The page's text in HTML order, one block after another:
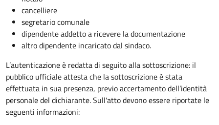
cancelliere
segretario comunale
dipendente addetto a ricevere la documentazione
altro dipendente incaricato dal sindaco.
L’autenticazione è redatta di seguito alla sottoscrizione: il
pubblico ufficiale attesta che la sottoscrizione è stata
effettuata in sua presenza, previo accertamento dell’identità
personale del dichiarante. Sull'atto devono essere riportate le
seguenti informazioni: